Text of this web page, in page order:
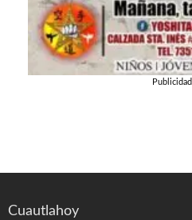
Publicidad
Cuautlahoy